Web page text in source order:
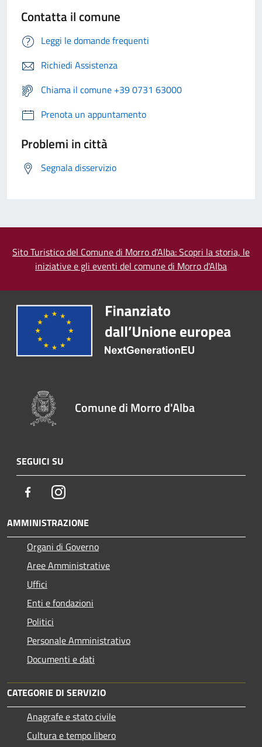
Contatta il comune
Leggi le domande frequenti
Richiedi Assistenza
Chiama il comune +39 0731 63000
Prenota un appuntamento
Problemi in città
Segnala disservizio
Sito Turistico del Comune di Morro d'Alba: Scopri la storia, le
iniziative e gli eventi del comune di Morro d'Alba
Comune di Morro d'Alba
SEGUICI SU
FacebookInstagram
AMMINISTRAZIONE
Organi di Governo
Aree Amministrative
Uffici
Enti e fondazioni
Politici
Personale Amministrativo
Documenti e dati
CATEGORIE DI SERVIZIO
Anagrafe e stato civile
Cultura e tempo libero